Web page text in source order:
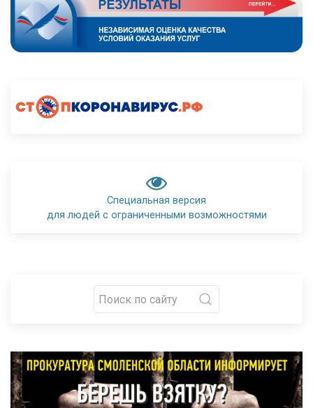
Специальная версия
для людей с ограниченными возможностями